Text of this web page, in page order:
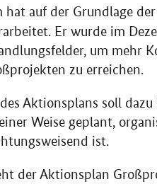
hat auf der Grundlage
Er wurde im
um mehr
zu erreichen.
Aktionsplans soll
Weise geplant,
ist.
der Aktionsplan